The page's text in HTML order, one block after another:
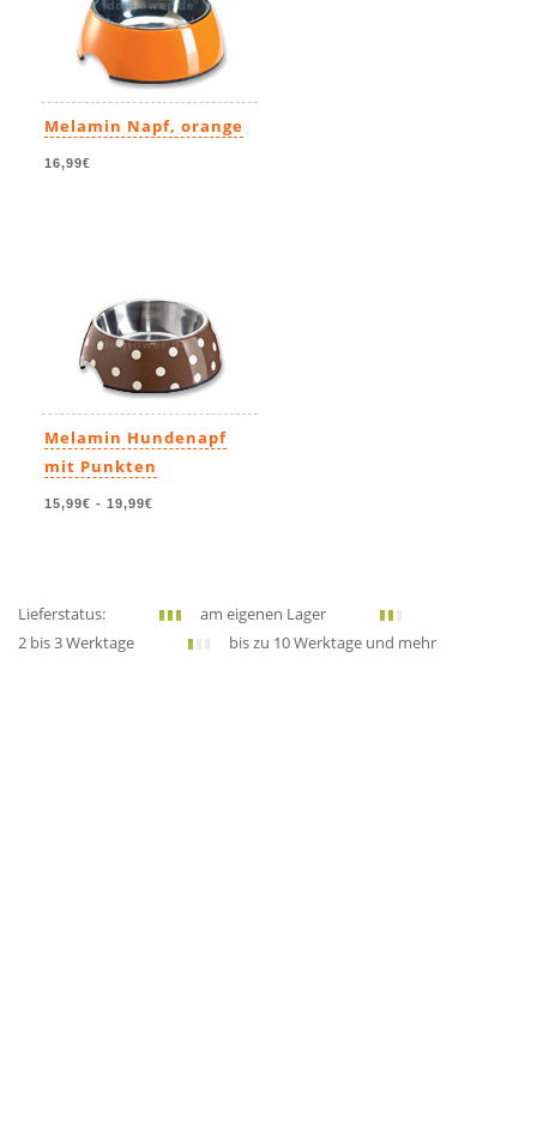
Melamin Napf, orange
16,99€
Melamin Hundenapf
mit Punkten
15,99€ - 19,99€
Lieferstatus:
am eigenen Lager
2 bis 3 Werktage
bis zu 10 Werktage und mehr